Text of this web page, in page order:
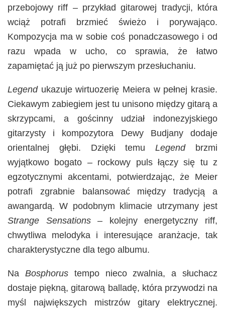
przebojowy riff – przykład gitarowej tradycji, która
wciąż potrafi brzmieć świeżo i porywająco.
Kompozycja ma w sobie coś ponadczasowego i od
razu wpada w ucho, co sprawia, że łatwo
zapamiętać ją już po pierwszym przesłuchaniu.
Legendukazuje wirtuozerię Meiera w pełnej krasie.
Ciekawym zabiegiem jest tu unisono między gitarą a
skrzypcami, a gościnny udział indonezyjskiego
gitarzysty i kompozytora Dewy Budjany dodaje
orientalnej głębi. Dzięki temuLegendbrzmi
wyjątkowo bogato – rockowy puls łączy się tu z
egzotycznymi akcentami, potwierdzając, że Meier
potrafi zgrabnie balansować między tradycją a
awangardą. W podobnym klimacie utrzymany jest
Strange Sensations– kolejny energetyczny riff,
chwytliwa melodyka i interesujące aranżacje, tak
charakterystyczne dla tego albumu.
Na Bosphorustempo nieco zwalnia, a słuchacz
dostaje piękną, gitarową balladę, która przywodzi na
myśl największych mistrzów gitary elektrycznej.